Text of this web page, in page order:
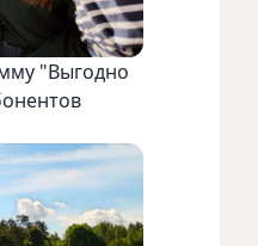
"Выгодно